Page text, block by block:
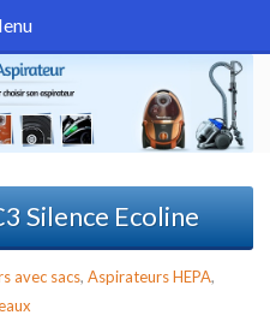
Silence Ecoline
avec sacs, Aspirateurs HEPA,